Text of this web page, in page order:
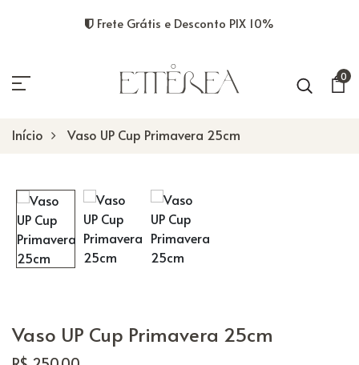
Frete Grátis e Desconto PIX 10%
0
Início Vaso UP Cup Primavera 25cm
Vaso UP Cup Primavera 25cm